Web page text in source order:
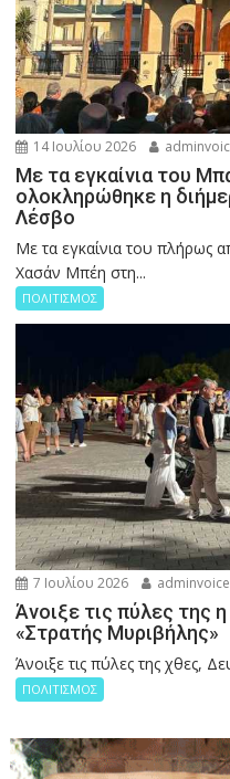
14 Ιουλίου 2026
Με τα εγκαίνια του
ολοκληρώθηκε η
Λέσβο
Με τα εγκαίνια του πλήρως
Χασάν Μπέη στη...
ΠΟΛΙΤΙΣΜΟΣ
7 Ιουλίου 2026 adminvoice
Άνοιξε τις πύλες της
«Στρατής Μυριβήλης»
Άνοιξε τις πύλες της χθες,
ΠΟΛΙΤΙΣΜΟΣ